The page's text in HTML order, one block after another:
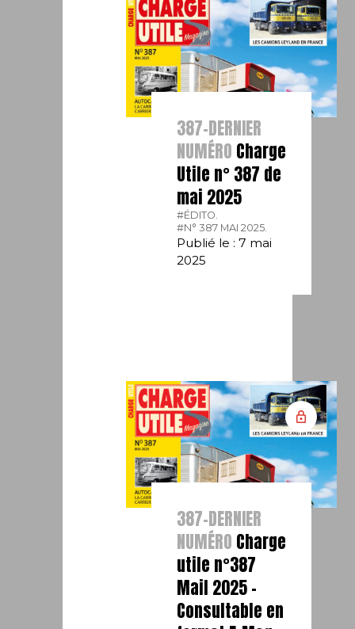
387-DERNIER
NUMÉRO Charge
Utile n° 387 de
mai 2025
#ÉDITO.
#N° 387 MAI 2025.
Publié le : 7 mai
2025
387-DERNIER
NUMÉRO Charge
utile n°387
Mail 2025 –
Consultable en